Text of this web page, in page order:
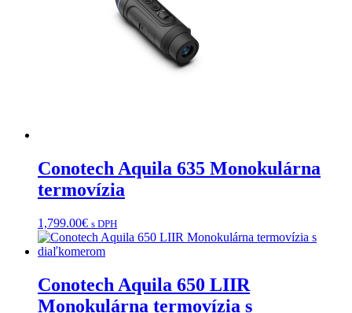
Conotech Aquila 635 Monokulárna
termovízia
1,799.00€ s DPH
Conotech Aquila 650 LIIR
Monokulárna termovízia s